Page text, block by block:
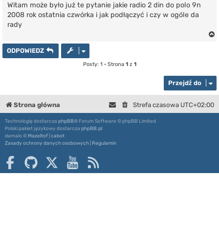
t
Witam może było już te pytanie jakie radio 2 din do polo 9n
2008 rok ostatnia czwórka i jak podłączyć i czy w ogóle da
rady
ę
ODPOWIEDZ
Posty: 1 • Strona 1z 1
Przejdź do
Strona główna Strefa czasowa UTC+02:00
Technologię dostarcza phpBB® Forum Software © phpBB Limited
Polski pakiet językowy dostarcza phpBB.pl
damaïo © Mazeltof cabot
Zasady ochrony danych osobowych Regulamin